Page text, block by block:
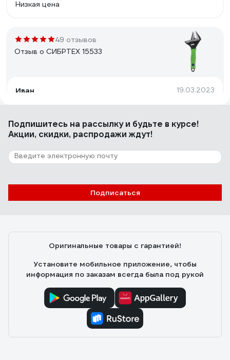
Низкая цена
49 отзывов
Отзыв о СИБРТЕХ 15533
Иван 19.03.2023
люфты есть, но в 2 раза меньше чем у ключа "Союз"
уже в середине 9мм, у основания 10мм , ширина
раскрытия почти 36мм, общая длинна 165мм, покупал
12 отзывов
Подпишитесь на рассылкуи будьте в курсе!
Акции, скидки, распродажи ждут!
Подписаться
Оригинальные товары с гарантией!
Установите мобильное приложение, чтобы
информация по заказам всегда была под рукой